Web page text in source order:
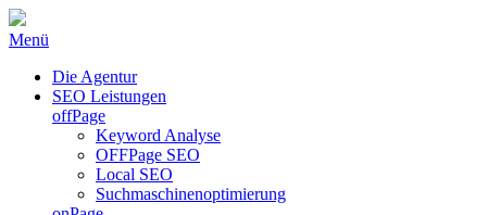
Menü
Die Agentur
SEO Leistungen
offPage
Keyword Analyse
OFFPage SEO
Local SEO
Suchmaschinenoptimierung